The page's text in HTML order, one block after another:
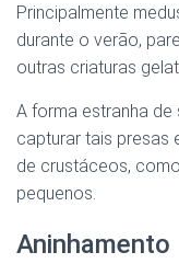
Principalmente
durante o verão,
outras criaturas
A forma estranha
capturar tais presas
de crustáceos,
pequenos.
Aninhamento